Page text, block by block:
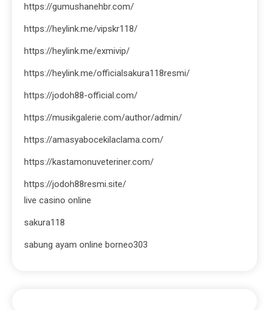
https://gumushanehbr.com/
https://heylink.me/vipskr118/
https://heylink.me/exmivip/
https://heylink.me/officialsakura118resmi/
https://jodoh88-official.com/
https://musikgalerie.com/author/admin/
https://amasyabocekilaclama.com/
https://kastamonuveteriner.com/
https://jodoh88resmi.site/
live casino online
sakura118
sabung ayam online borneo303